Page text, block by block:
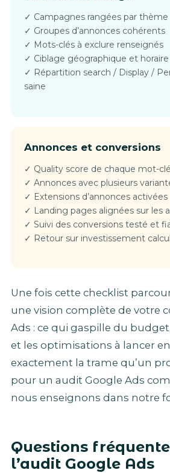
✓ Campagnes rangées par thème
✓ Groupes d’annonces cohérents
✓ Mots-clés à exclure renseignés
✓ Ciblage géographique et
✓ Répartition search / Display /
saine
Annonces et conversions
✓ Quality score de chaque mot-
✓ Annonces avec plusieurs
✓ Extensions d’annonces activées
✓ Landing pages alignées sur les
✓ Suivi des conversions testé et
✓ Retour sur investissement
Une fois cette checklist
une vision complète de votre
Ads : ce qui gaspille du
et les optimisations à lancer en
exactement la trame qu’un
pour un audit Google Ads
nous enseignons dans notre
Questions
l’audit Google Ads